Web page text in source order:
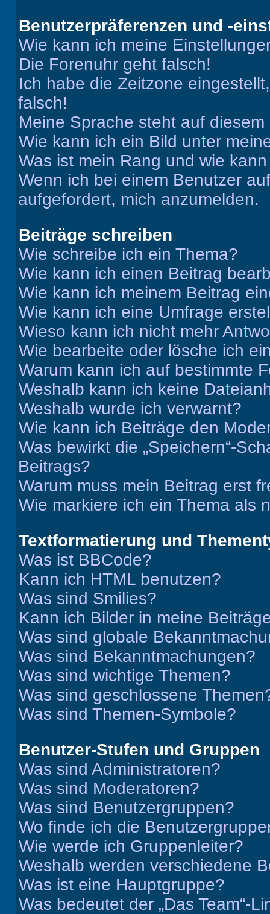
Benutzerpräferenzen und -
Wie kann ich meine
Die Forenuhr geht falsch!
Ich habe die Zeitzone
falsch!
Meine Sprache steht auf
Wie kann ich ein Bild unter
Was ist mein Rang und wie
Wenn ich bei einem Benutzer
aufgefordert, mich anzumelden.
Beiträge schreiben
Wie schreibe ich ein Thema?
Wie kann ich einen Beitrag
Wie kann ich meinem Beitrag
Wie kann ich eine Umfrage
Wieso kann ich nicht mehr
Wie bearbeite oder lösche ich
Warum kann ich auf bestimmte
Weshalb kann ich keine
Weshalb wurde ich verwarnt?
Wie kann ich Beiträge den
Was bewirkt die „Speichern“-
Beitrags?
Warum muss mein Beitrag erst
Wie markiere ich ein Thema als
Textformatierung und
Was ist BBCode?
Kann ich HTML benutzen?
Was sind Smilies?
Kann ich Bilder in meine
Was sind globale
Was sind Bekanntmachungen?
Was sind wichtige Themen?
Was sind geschlossene
Was sind Themen-Symbole?
Benutzer-Stufen und Gruppen
Was sind Administratoren?
Was sind Moderatoren?
Was sind Benutzergruppen?
Wo finde ich die
Wie werde ich Gruppenleiter?
Weshalb werden verschiedene
Was ist eine Hauptgruppe?
Was bedeutet der „Das Team“-